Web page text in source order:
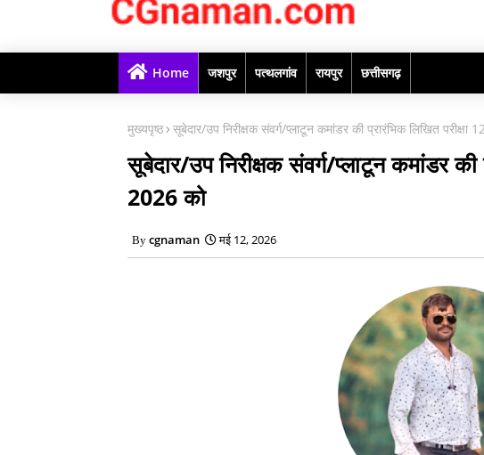
Home जशपुर पत्थलगांव रायपुर छत्तीसगढ़
मुख्यपृष्ठ सूबेदार/उप निरीक्षक संवर्ग/प्लाटून कमांडर की प्रारंभिक लिखित
सूबेदार/उप निरीक्षक संवर्ग/प्लाटून कमांडर
2026 को
cgnaman मई 12, 2026